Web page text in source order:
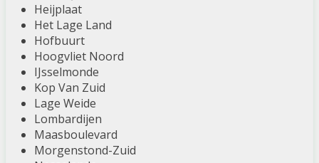
Heijplaat
Het Lage Land
Hofbuurt
Hoogvliet Noord
IJsselmonde
Kop Van Zuid
Lage Weide
Lombardijen
Maasboulevard
Morgenstond-Zuid